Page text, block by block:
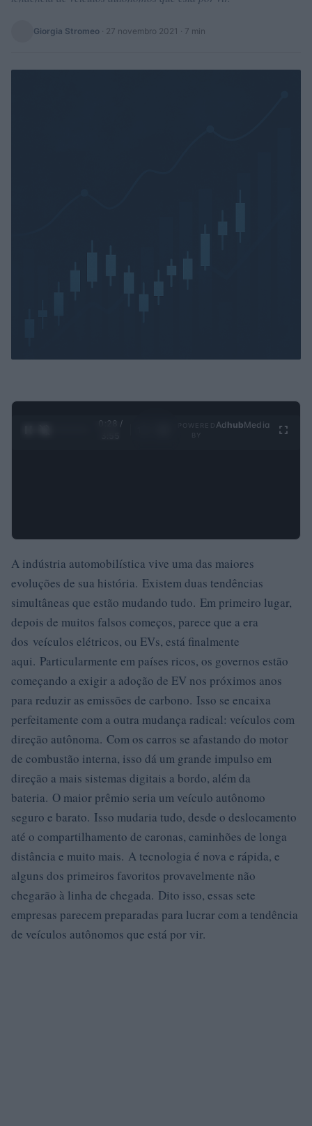
Giorgia Stromeo · 27 novembro 2021 · 7 min
0:30 /
Ad hubMedia
A indústria automobilística vive uma das maiores
evoluções de sua história. Existem duas tendências
simultâneas que estão mudando tudo. Em primeiro lugar,
depois de muitos falsos começos, parece que a era
dos veículos elétricos, ou EVs, está finalmente
aqui. Particularmente em países ricos, os governos estão
começando a exigir a adoção de EV nos próximos anos
para reduzir as emissões de carbono. Isso se encaixa
perfeitamente com a outra mudança radical: veículos com
direção autônoma. Com os carros se afastando do motor
de combustão interna, isso dá um grande impulso em
direção a mais sistemas digitais a bordo, além da
bateria. O maior prêmio seria um veículo autônomo
seguro e barato. Isso mudaria tudo, desde o deslocamento
até o compartilhamento de caronas, caminhões de longa
distância e muito mais. A tecnologia é nova e rápida, e
alguns dos primeiros favoritos provavelmente não
chegarão à linha de chegada. Dito isso, essas sete
empresas parecem preparadas para lucrar com a tendência
de veículos autônomos que está por vir.